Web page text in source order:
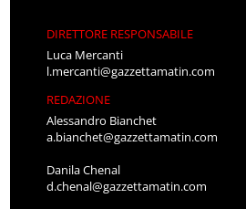
DIRETTORE RESPONSABILE
Luca Mercanti
l.mercanti@gazzettamatin.com
REDAZIONE
Alessandro Bianchet
a.bianchet@gazzettamatin.com
Danila Chenal
d.chenal@gazzettamatin.com